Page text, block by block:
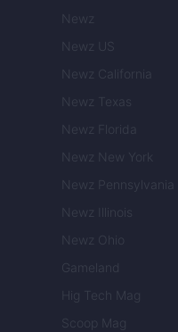
Newz
Newz US
Newz California
Newz Texas
Newz Florida
Newz New York
Newz Pennsylvania
Newz Illinois
Newz Ohio
Gameland
Hig Tech Mag
Scoop Mag